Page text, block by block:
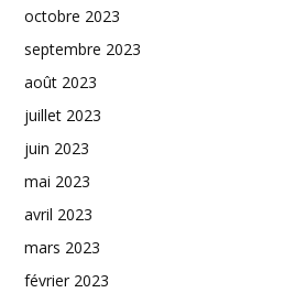
octobre 2023
septembre 2023
août 2023
juillet 2023
juin 2023
mai 2023
avril 2023
mars 2023
février 2023